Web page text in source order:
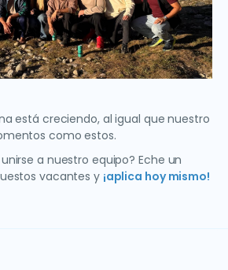
está creciendo, al igual que nuestro
como estos.
a nuestro equipo? Eche un
vacantes y ¡aplica hoy mismo!